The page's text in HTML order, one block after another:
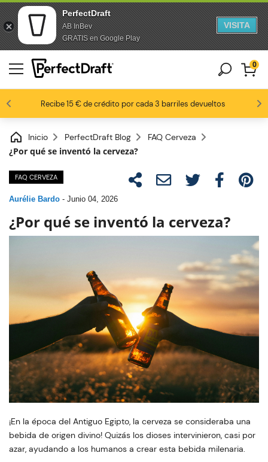
PerfectDraft
AB InBev
GRATIS en Google Play
VISITA
saltar al contenido
Saltar al pie de página
Recibe 15 € de crédito por cada 3 barriles devueltos
Los fanáticos de la cerveza nos aman 8,8 / 10
0
Inicio PerfectDraft Blog FAQ Cerveza
¿Por qué se inventó la cerveza?
FAQ CERVEZA
Aurélie Bardo - Junio 04, 2026
¿Por qué se inventó la cerveza?
¡En la época del Antiguo Egipto, la cerveza se consideraba una
bebida de origen divino! Quizás los dioses intervinieron, casi por
azar, ayudando a los humanos a crear esta bebida milenaria.